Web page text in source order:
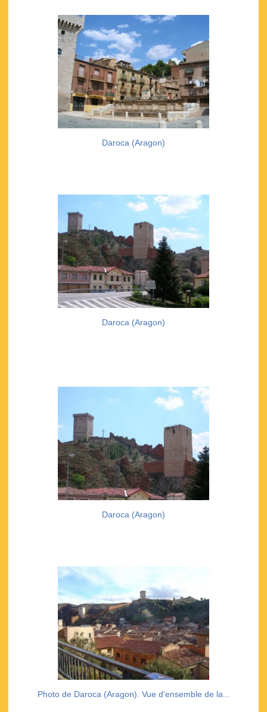
Daroca (Aragon)
Daroca (Aragon)
Daroca (Aragon)
Photo de Daroca (Aragon). Vue d'ensemble de la...